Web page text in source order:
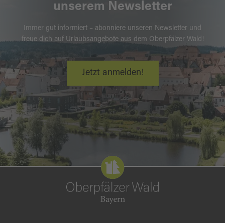
unserem Newsletter
Immer gut informiert – abonniere unseren Newsletter und
freue dich auf Urlaubsangebote aus dem Oberpfälzer Wald!
Jetzt anmelden!